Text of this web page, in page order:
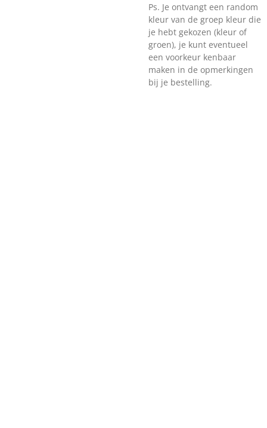
Ps. Je ontvangt een random
kleur van de groep kleur die
je hebt gekozen (kleur of
groen), je kunt eventueel
een voorkeur kenbaar
maken in de opmerkingen
bij je bestelling.